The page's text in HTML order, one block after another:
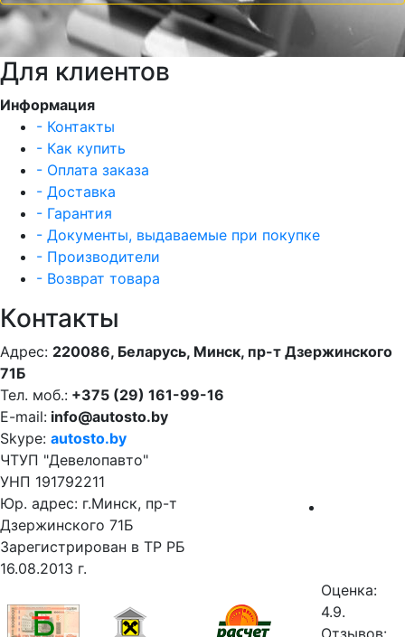
Для клиентов
Информация
- Контакты
- Как купить
- Оплата заказа
- Доставка
- Гарантия
- Документы, выдаваемые при покупке
- Производители
- Возврат товара
Контакты
Адрес: 220086, Беларусь, Минск, пр-т Дзержинского
71Б
Тел. моб.: +375 (29) 161-99-16
E-mail: info@autosto.by
Skype: autosto.by
ЧТУП "Девелопавто"
УНП 191792211
Юр. адрес: г.Минск, пр-т
Дзержинского 71Б
Зарегистрирован в ТР РБ
16.08.2013 г.
Оценка:
4.9.
Отзывов: